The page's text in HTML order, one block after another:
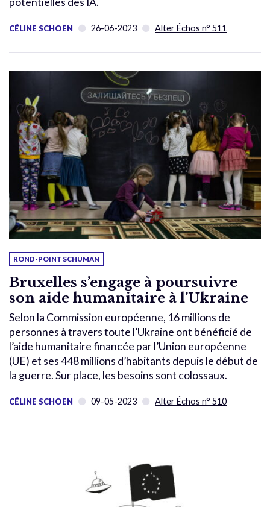
CÉLINE SCHOEN 26-06-2023 Alter Échos n° 511
ROND-POINT SCHUMAN
Bruxelles s’engage à poursuivre
son aide humanitaire à l’Ukraine
Selon la Commission européenne, 16 millions de
personnes à travers toute l’Ukraine ont bénéficié de
l’aide humanitaire financée par l’Union européenne
(UE) et ses 448 millions d’habitants depuis le début de
la guerre. Sur place, les besoins sont colossaux.
CÉLINE SCHOEN 09-05-2023 Alter Échos n° 510